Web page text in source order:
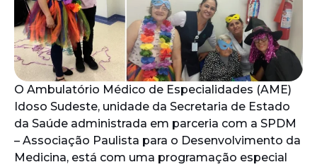
O Ambulatório Médico de Especialidades (AME)
Idoso Sudeste, unidade da Secretaria de Estado
da Saúde administrada em parceria com a SPDM
– Associação Paulista para o Desenvolvimento da
Medicina, está com uma programação especial